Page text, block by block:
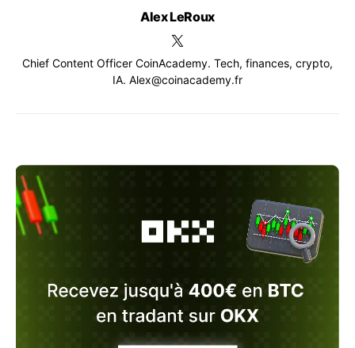
Alex LeRoux
Chief Content Officer CoinAcademy. Tech, finances, crypto,
IA. Alex@coinacademy.fr